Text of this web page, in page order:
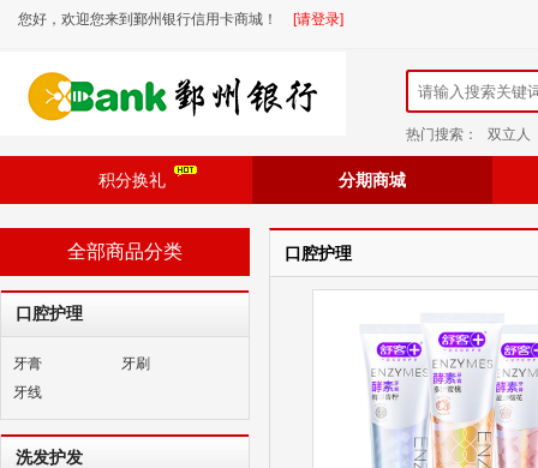
您好，欢迎您来到鄞州银行信用卡商城！ [请登录]
热门搜索： 双立人
积分换礼 分期商城
全部商品分类
口腔护理
牙膏
牙刷
牙线
洗发护发
口腔护理